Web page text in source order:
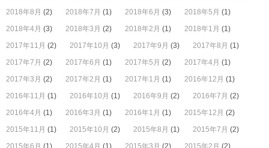
2018年8月 (2) 2018年7月 (1) 2018年6月 (3) 2018年5月 (1)
2018年4月 (3) 2018年3月 (2) 2018年2月 (1) 2018年1月 (1)
2017年11月 (2) 2017年10月 (3) 2017年9月 (3) 2017年8月 (1)
2017年7月 (2) 2017年6月 (1) 2017年5月 (2) 2017年4月 (1)
2017年3月 (2) 2017年2月 (1) 2017年1月 (1) 2016年12月 (1)
2016年11月 (1) 2016年10月 (1) 2016年9月 (2) 2016年7月 (2)
2016年4月 (1) 2016年3月 (1) 2016年1月 (1) 2015年12月 (2)
2015年11月 (1) 2015年10月 (2) 2015年8月 (1) 2015年7月 (2)
2015年6月 (1) 2015年4月 (1) 2015年3月 (2) 2015年2月 (2)